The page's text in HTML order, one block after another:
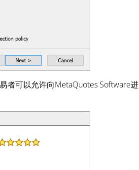
者可以允许向MetaQuotes Software进